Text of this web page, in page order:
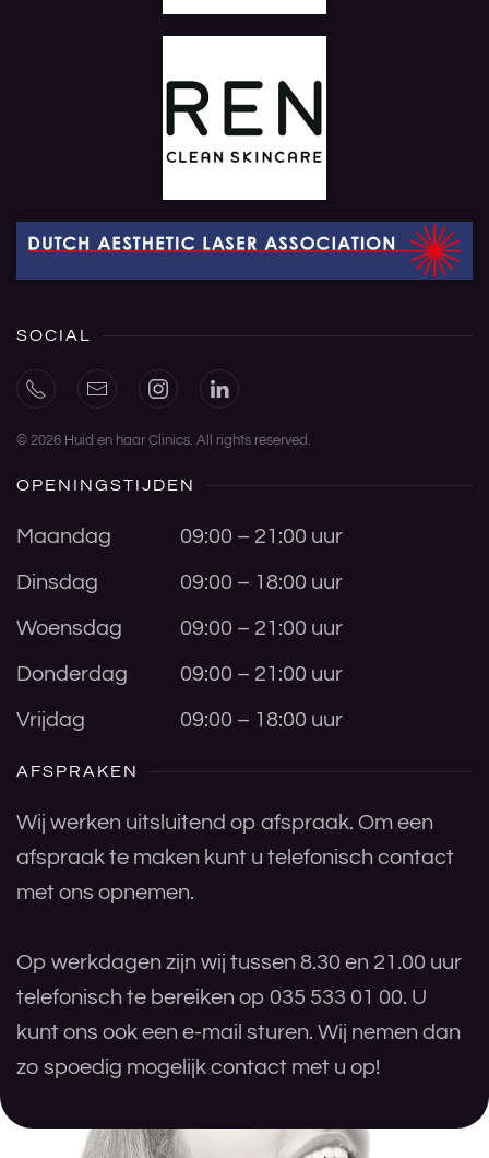
SOCIAL
© 2026 Huid en haar Clinics. All rights reserved.
OPENINGSTIJDEN
Maandag 09:00 – 21:00 uur
Dinsdag 09:00 – 18:00 uur
Woensdag 09:00 – 21:00 uur
Donderdag 09:00 – 21:00 uur
Vrijdag 09:00 – 18:00 uur
AFSPRAKEN
Wij werken uitsluitend op afspraak. Om een
afspraak te maken kunt u telefonisch contact
met ons opnemen.
Op werkdagen zijn wij tussen 8.30 en 21.00 uur
telefonisch te bereiken op 035 533 01 00. U
kunt ons ook een e-mail sturen. Wij nemen dan
zo spoedig mogelijk contact met u op!